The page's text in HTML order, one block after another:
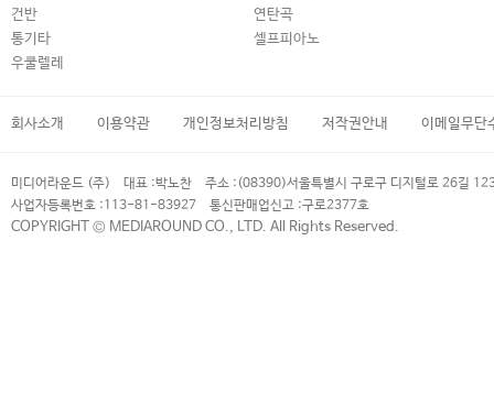
건반
통기타
우쿨렐레
연탄곡
셀프피아노
회사소개 이용약관 개인정보처리방침 저작권안내 이메일무단
미디어라운드 (주) 대표 :박노찬 주소 : (08390)서울특별시 구로구 디지털로 26길
사업자등록번호 :113-81-83927 통신판매업신고 :구로2377호
COPYRIGHT © MEDIAROUND CO., LTD. All Rights Reserved.